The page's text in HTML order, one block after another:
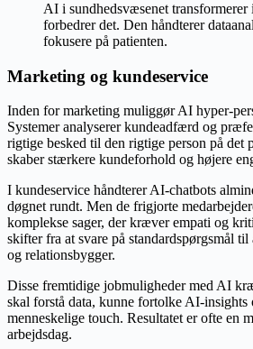
AI i sundhedsvæsenet transformerer
forbedrer det. Den håndterer
fokusere på patienten.
Marketing og kundeservice
Inden for marketing muliggør AI hyper-
Systemer analyserer kundeadfærd og
rigtige besked til den rigtige person på det
skaber stærkere kundeforhold og højere
I kundeservice håndterer AI-chatbots
døgnet rundt. Men de frigjorte
komplekse sager, der kræver empati og
skifter fra at svare på standardspørgsmål
og relationsbygger.
Disse fremtidige jobmuligheder med AI
skal forstå data, kunne fortolke AI-insights
menneskelige touch. Resultatet er ofte en
arbejdsdag.